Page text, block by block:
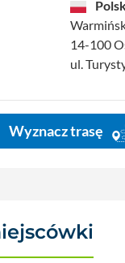
14-100
ul.
Wyznacz trasę